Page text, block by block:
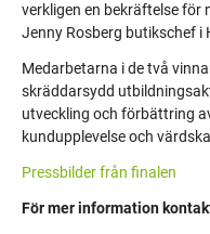
verkligen en bekräftelse för
Jenny Rosberg butikschef i
Medarbetarna i de två
skräddarsydd
utveckling och förbättring
kundupplevelse och
Pressbilder från finalen
För mer information